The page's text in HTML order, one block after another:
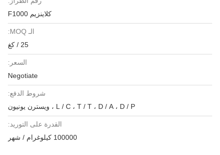
كلاينزيم F1000
الـ MOQ:
25 / كغ
السعر:
Negotiate
شروط الدفع:
L / C ، T / T ، D / A ، D / P ، ويسترن يونيون
القدرة على التوريد:
100000 كيلوغرام / شهر